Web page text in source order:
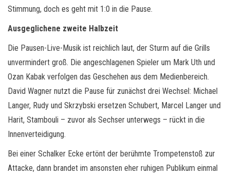
Stimmung, doch es geht mit 1:0 in die Pause.
Ausgeglichene zweite Halbzeit
Die Pausen-Live-Musik ist reichlich laut, der Sturm auf die Grills
unvermindert groß. Die angeschlagenen Spieler um Mark Uth und
Ozan Kabak verfolgen das Geschehen aus dem Medienbereich.
David Wagner nutzt die Pause für zunächst drei Wechsel: Michael
Langer, Rudy und Skrzybski ersetzen Schubert, Marcel Langer und
Harit, Stambouli – zuvor als Sechser unterwegs – rückt in die
Innenverteidigung.
Bei einer Schalker Ecke ertönt der berühmte Trompetenstoß zur
Attacke, dann brandet im ansonsten eher ruhigen Publikum einmal